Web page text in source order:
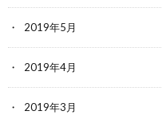
2019年5月
2019年4月
2019年3月